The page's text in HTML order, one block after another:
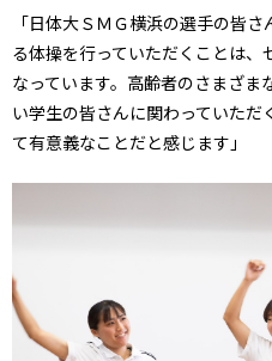
「日体大ＳＭＧ横浜の選手の皆
る体操を行っていただくことは
なっています。高齢者のさまざ
い学生の皆さんに関わっていた
て有意義なことだと感じます」